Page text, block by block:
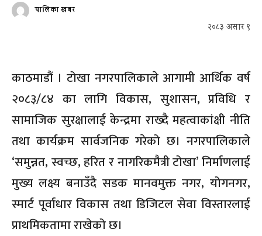
पालिका खबर
२०८३ असार ९
काठमाडौं । टोखा नगरपालिकाले आगामी आर्थिक वर्ष
२०८३/८४ का लागि विकास, सुशासन, प्रविधि र
सामाजिक सुरक्षालाई केन्द्रमा राख्दै महत्वाकांक्षी नीति
तथा कार्यक्रम सार्वजनिक गरेको छ। नगरपालिकाले
‘समुन्नत, स्वच्छ, हरित र नागरिकमैत्री टोखा’ निर्माणलाई
मुख्य लक्ष्य बनाउँदै सडक मानवमुक्त नगर, योगनगर,
स्मार्ट पूर्वाधार विकास तथा डिजिटल सेवा विस्तारलाई
प्राथमिकतामा राखेको छ।